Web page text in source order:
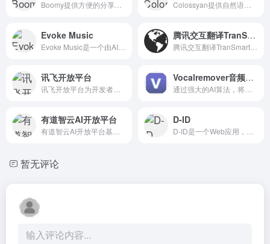
Evoke Music 腾讯交互翻译TranSmart
讯飞开放平台 Vocalremover音频分离
有道智云AI开放平台 D-ID
暂无评论